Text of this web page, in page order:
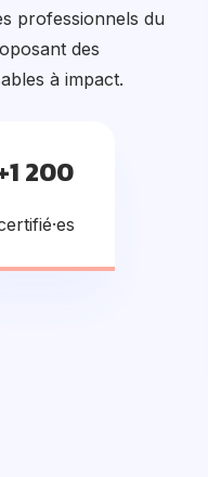
professionnels du
des
à impact.
200